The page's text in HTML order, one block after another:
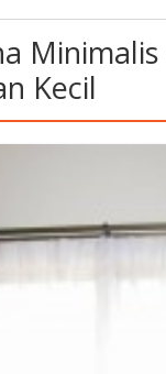
Kecil